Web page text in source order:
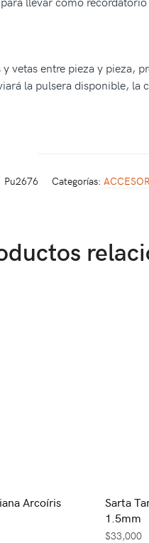
vetas entre pieza y pieza,
la pulsera disponible,
Pu2676 Categorías:
Arcoíris
Sarta
1.5mm
$33,000